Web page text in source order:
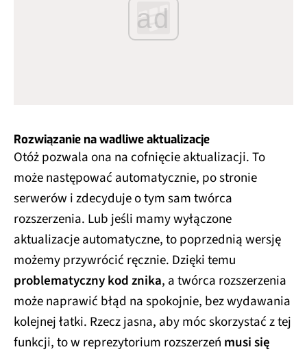
ad
Rozwiązanie na wadliwe aktualizacje
Otóż pozwala ona na cofnięcie aktualizacji. To
może następować automatycznie, po stronie
serwerów i zdecyduje o tym sam twórca
rozszerzenia. Lub jeśli mamy wyłączone
aktualizacje automatyczne, to poprzednią wersję
możemy przywrócić ręcznie. Dzięki temu
problematyczny kod znika, a twórca rozszerzenia
może naprawić błąd na spokojnie, bez wydawania
kolejnej łatki. Rzecz jasna, aby móc skorzystać z tej
funkcji, to w reprezytorium rozszerzeń musi się